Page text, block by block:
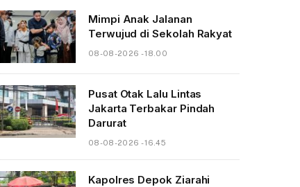
Mimpi Anak Jalanan
Terwujud di Sekolah Rakyat
08-08-2026 - 18.00
Pusat Otak Lalu Lintas
Jakarta Terbakar Pindah
Darurat
08-08-2026 - 16.45
Kapolres Depok Ziarahi